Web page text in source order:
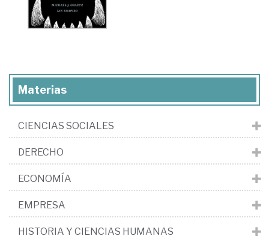
Materias
CIENCIAS SOCIALES
DERECHO
ECONOMÍA
EMPRESA
HISTORIA Y CIENCIAS HUMANAS